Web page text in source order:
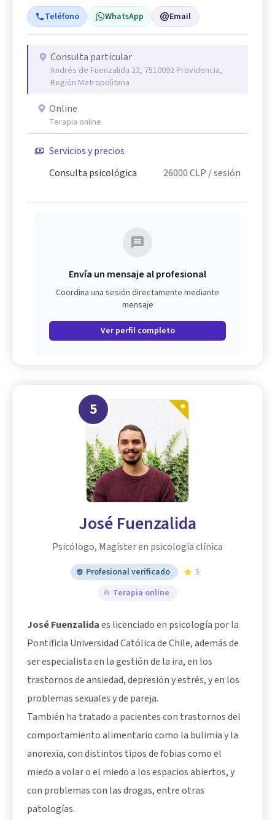
Teléfono WhatsApp Email
Consulta particular
Andrés de Fuenzalida 22, 7510092 Providencia,
Región Metropolitana
Online
Terapia online
Servicios y precios
Consulta psicológica
26000CLP / sesión
Envía un mensaje al profesional
Coordina una sesión directamente mediante
mensaje
Ver perfil completo
5
José Fuenzalida
Psicólogo, Magíster en psicología clínica
Profesional verificado
5
Terapia online
José Fuenzalidaes licenciado en psicología por la
Pontificia Universidad Católica de Chile, además de
ser especialista en la gestión de la ira, en los
trastornos de ansiedad, depresión y estrés, y en los
problemas sexuales y de pareja.
También ha tratado a pacientes con trastornos del
comportamiento alimentario como la bulimia y la
anorexia, con distintos tipos de fobias como el
miedo a volar o el miedo a los espacios abiertos, y
con problemas con las drogas, entre otras
patologías.